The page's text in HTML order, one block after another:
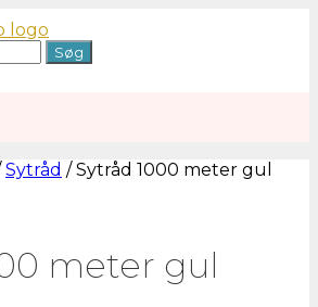
Søg
Sytråd / Sytråd 1000 meter gul
meter gul